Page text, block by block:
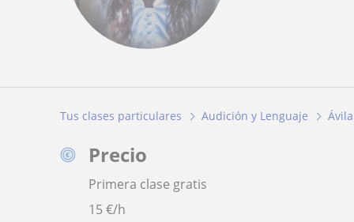
Tus clases particulares Audición y Lenguaje Ávila
Precio
Primera clase gratis
15€/h